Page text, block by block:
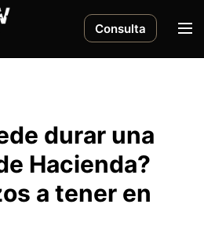
Consulta
M
durar una
Hacienda?
a tener en